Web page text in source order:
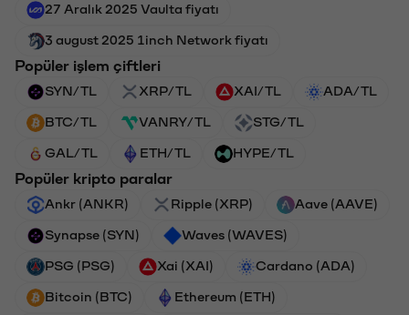
27 Aralık 2025 Vaulta fiyatı
3 august 2025 1inch Network fiyatı
Popüler işlem çiftleri
SYN/TL XRP/TL XAI/TL ADA/TL
BTC/TL VANRY/TL STG/TL
GAL/TL ETH/TL HYPE/TL
Popüler kripto paralar
Ankr (ANKR) Ripple (XRP) Aave (AAVE)
Synapse (SYN) Waves (WAVES)
PSG (PSG) Xai (XAI) Cardano (ADA)
Bitcoin (BTC) Ethereum (ETH)